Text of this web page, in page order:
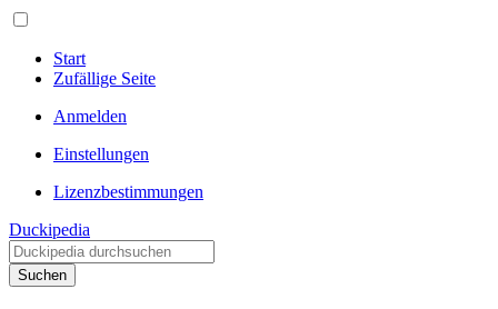
Start
Zufällige Seite
Anmelden
Einstellungen
Lizenzbestimmungen
Duckipedia
Suchen